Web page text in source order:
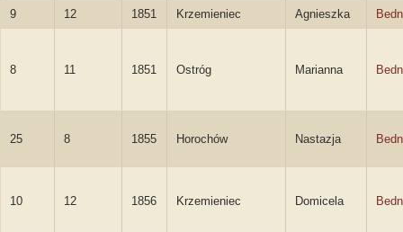
9 12 1851 Krzemieniec Agnieszka
8 11 1851 Ostróg Marianna
25 8 1855 Horochów Nastazja
10 12 1856 Krzemieniec Domicela